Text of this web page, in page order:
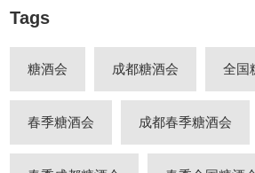
Tags
糖酒会 成都糖酒会 全国
春季糖酒会 成都春季糖酒会